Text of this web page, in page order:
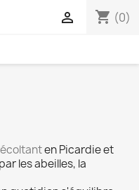
shopping_cart (0)

en Picardie et
les abeilles, la